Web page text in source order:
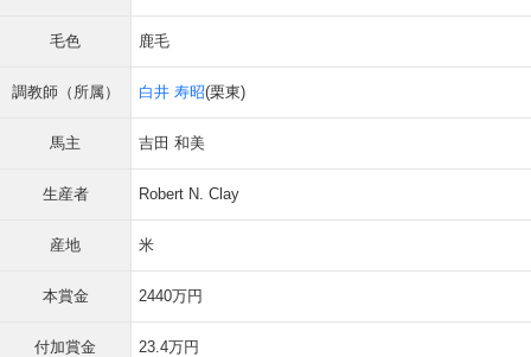
毛色 鹿毛
調教師（所属） 白井 寿昭(栗東)
馬主 吉田 和美
生産者 Robert N. Clay
産地 米
本賞金 2440万円
付加賞金 23.4万円